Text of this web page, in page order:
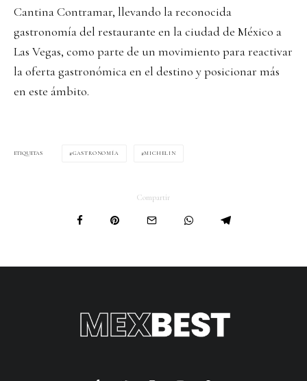
Cantina Contramar, llevando la reconocida
gastronomía del restaurante en la ciudad de México a
Las Vegas, como parte de un movimiento para reactivar
la oferta gastronómica en el destino y posicionar más
en este ámbito.
ETIQUETAS GASTRONOMÍA MICHELIN
Compartir